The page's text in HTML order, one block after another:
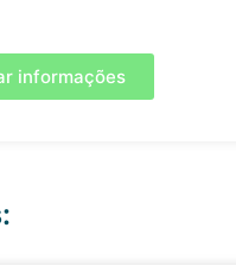
informações